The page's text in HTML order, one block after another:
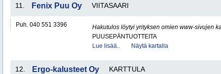
11. Fenix Puu Oy VIITASAARI
Puh. 040 551 3396
Hakutulos löytyi yrityksen omien www-sivujen
PUUSEPÄNTUOTTEITA
Lue lisää..
Näytä kartalla
12. Ergo-kalusteet Oy KARTTULA